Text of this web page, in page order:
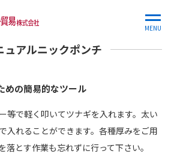
MENU
マニュアルニックポンチ
ュアルニックポンチ
めの簡易的なツール
等で軽く叩いてツナギを入れます。太い
入れることができます。各種厚みをご用
落とす作業も忘れずに行って下さい。